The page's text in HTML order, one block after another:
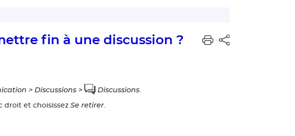
fin à une discussion ?
> Discussions > Discussions.
droit et choisissez Se retirer.